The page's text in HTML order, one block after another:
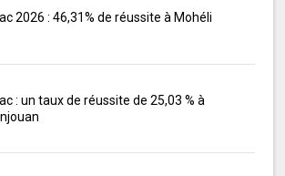
2026 : 46,31% de réussite à Mohéli
: un taux de réussite de 25,03 % à